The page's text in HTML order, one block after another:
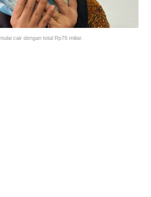
cair dengan total Rp76 miliar.